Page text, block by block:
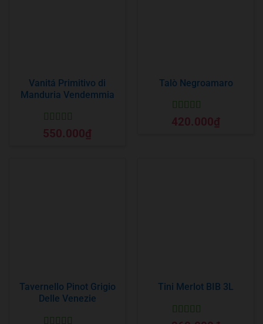
Vanitá Primitivo di
Manduria Vendemmia
Được xếp
hạng55 sao
550.000₫
Talò Negroamaro
Được xếp
hạng55 sao
420.000₫
Tavernello Pinot Grigio
Delle Venezie
Tini Merlot BIB 3L